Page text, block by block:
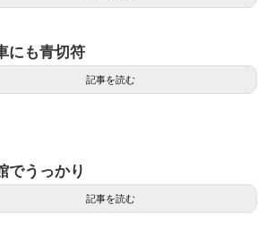
にも青切符
記事を読む
でうっかり
記事を読む